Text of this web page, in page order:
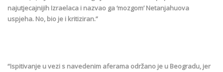
najutjecajnijih Izraelaca i nazvao ga ‘mozgom’ Netanjahuova
uspjeha. No, bio je i kritiziran.”
“Ispitivanje u vezi s navedenim aferama održano je u Beogradu, jer